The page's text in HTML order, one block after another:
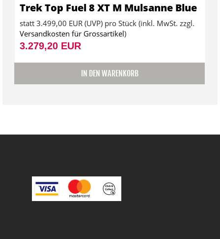
Trek Top Fuel 8 XT M Mulsanne Blue
statt 3.499,00 EUR (UVP) pro Stück (inkl. MwSt. zzgl.
Versandkosten für Grossartikel)
3.279,20 EUR
IN DEN WARENKORB